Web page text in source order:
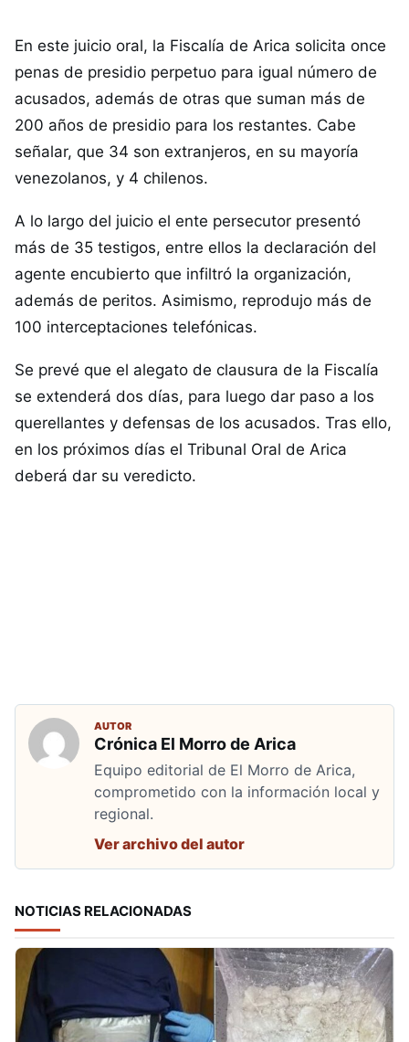
En este juicio oral, la Fiscalía de Arica solicita once
penas de presidio perpetuo para igual número de
acusados, además de otras que suman más de
200 años de presidio para los restantes. Cabe
señalar, que 34 son extranjeros, en su mayoría
venezolanos, y 4 chilenos.
A lo largo del juicio el ente persecutor presentó
más de 35 testigos, entre ellos la declaración del
agente encubierto que infiltró la organización,
además de peritos. Asimismo, reprodujo más de
100 interceptaciones telefónicas.
Se prevé que el alegato de clausura de la Fiscalía
se extenderá dos días, para luego dar paso a los
querellantes y defensas de los acusados. Tras ello,
en los próximos días el Tribunal Oral de Arica
deberá dar su veredicto.
AUTOR
Crónica El Morro de Arica
Equipo editorial de El Morro de Arica,
comprometido con la información local y
regional.
Ver archivo del autor
NOTICIAS RELACIONADAS